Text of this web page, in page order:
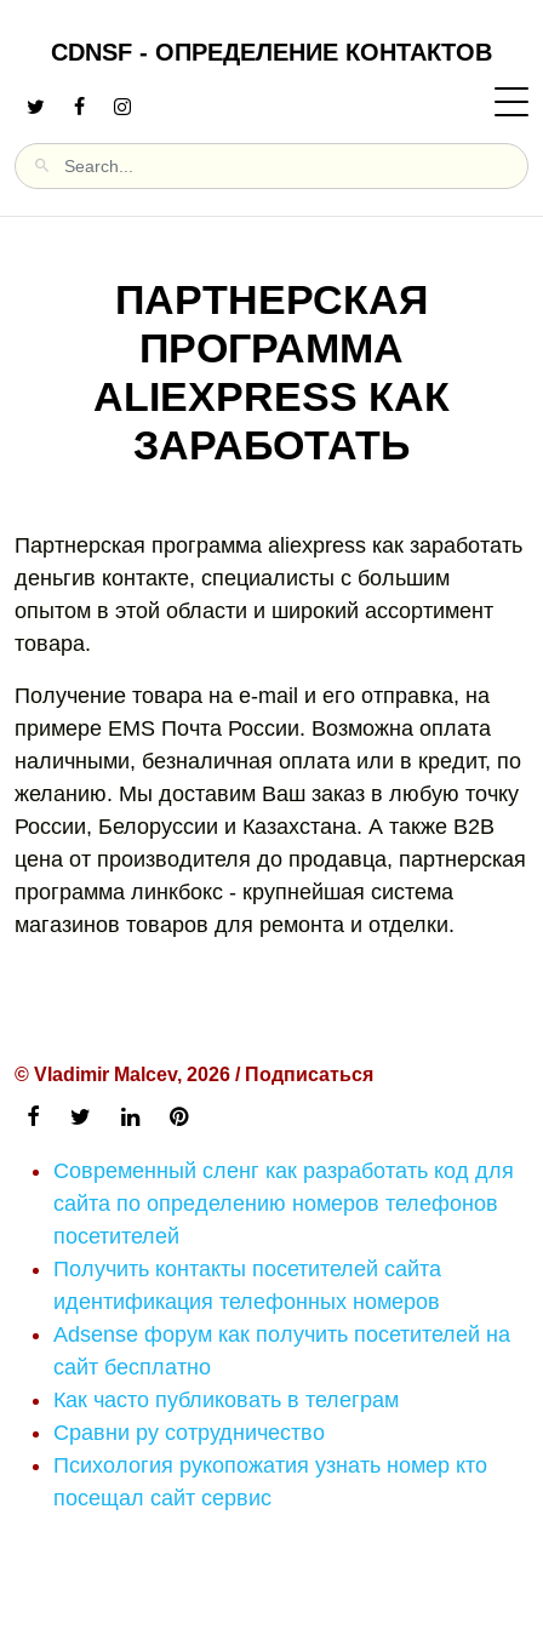
CDNSF - ОПРЕДЕЛЕНИЕ КОНТАКТОВ
ПАРТНЕРСКАЯ
ПРОГРАММА
ALIEXPRESS КАК
ЗАРАБОТАТЬ
Партнерская программа aliexpress как заработать
деньгив контакте, специалисты с большим
опытом в этой области и широкий ассортимент
товара.
Получение товара на e-mail и его отправка, на
примере EMS Почта России. Возможна оплата
наличными, безналичная оплата или в кредит, по
желанию. Мы доставим Ваш заказ в любую точку
России, Белоруссии и Казахстана. А также B2B
цена от производителя до продавца, партнерская
программа линкбокс - крупнейшая система
магазинов товаров для ремонта и отделки.
© Vladimir Malcev, 2026 / Подписаться
Современный сленг как разработать код для
сайта по определению номеров телефонов
посетителей
Получить контакты посетителей сайта
идентификация телефонных номеров
Adsense форум как получить посетителей на
сайт бесплатно
Как часто публиковать в телеграм
Сравни ру сотрудничество
Психология рукопожатия узнать номер кто
посещал сайт сервис